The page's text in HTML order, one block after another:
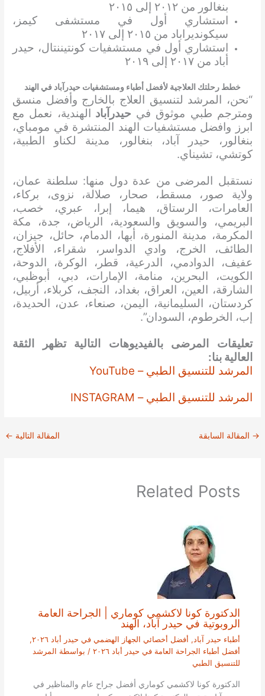
بنغالور من ٢٠١٢ إلى ٢٠١٥
استشاري أول في مستشفى كيمز،
سيكونديراباد من ٢٠١٥ إلى ٢٠١٧
استشاري أول في مستشفيات كونتيننتال، حيدر
أباد من ٢٠١٧ إلى ٢٠١٩
خطط رحلتك العلاجية لأفضل أطباء ومستشفيات حيدرآباد في الهند
“نحن، المرشد لتنسيق العلاج بالخارج وأفضل منسق
ومترجم طبي موثوق في حيدرآباد الهندية، نعمل مع
ابرز وافضل مستشفيات الهند المنتشرة في مومباي،
بنغالور، حيدر آباد، بنغالور، مدينة لكناو الطبية،
كوتشي، تشيناي.
نستقبل المرضى من عدة دول منها: سلطنة عمان،
ولاية صور، مسقط، صحار، صلالة، نزوى، بركاء،
العامرات، الرستاق، هيما، إبرا، عبري، خصب،
البريمي، والسويق والسعودية، الرياض، جدة، مكة
المكرمة، مدينة المنورة، أبها، الدمام، حائل، جيزان،
الطائف، الخرج، وادي الدواسر، شقراء، الأفلاج،
عفيف، الدوادمي، الدرعية، قطر، الوكرة، الدوحة،
الكويت، البحرين، منامة، الإمارات، دبي، أبوظبي،
الشارقة، العين، العراق، بغداد، النجف، كربلاء، أربيل،
كردستان، السليمانية، اليمن، صنعاء، عدن، الحديدة،
إب، الخرطوم، السودان”.
تعليقات المرضى بالفيديوهات التالية تظهر الثقة
العالية بنا:
المرشد للتنسيق الطبي – YouTube
المرشد للتنسيق الطبي – INSTAGRAM
→ المقالة السابقة المقالة التالية ←
Related Posts
الدكتورة كونا لاكشمي كوماري | الجراحة العامة
الروبوتية في حيدر آباد، الهند
أطباء حيدر آباد , أفضل أخصائي الجهاز الهضمي في حيدر أباد ٢٠٢٦
,
أفضل أطباء الجراحة العامة في حيدر أباد ٢٠٢٦
/ بواسطة المرشد
للتنسيق الطبي
الدكتورة كونا لاكشمي كوماري أفضل جراح عام والمناظير في